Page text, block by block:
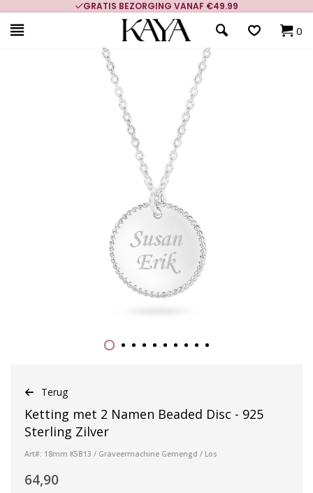
GRATIS BEZORGING VANAF €49.99
0
Terug
Ketting met 2 Namen Beaded Disc - 925
Sterling Zilver
Art#: 18mm K5B13 / Graveermachine Gemengd / Los
64,90